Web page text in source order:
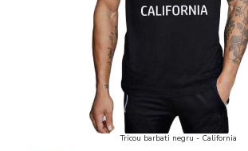
Tricou barbati negru - California